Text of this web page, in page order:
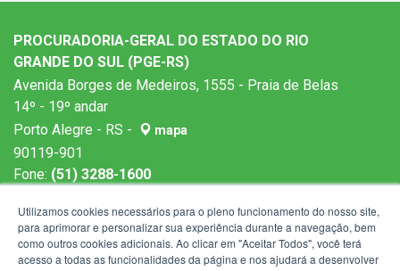
PROCURADORIA-GERAL DO ESTADO DO RIO
GRANDE DO SUL (PGE-RS)
Avenida Borges de Medeiros, 1555 - Praia de Belas
14º - 19º andar
Porto Alegre - RS -
mapa
90119-901
Fone: (51) 3288-1600
Utilizamos cookies necessários para o pleno funcionamento do nosso site,
para aprimorar e personalizar sua experiência durante a navegação, bem
como outros cookies adicionais. Ao clicar em "Aceitar Todos", você terá
acesso a todas as funcionalidades da página e nos ajudará a desenvolver